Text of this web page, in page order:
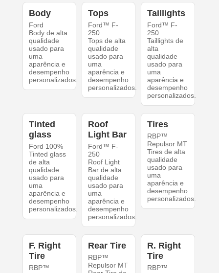
Body
Ford
Body de alta
qualidade
usado para
uma
aparência e
desempenho
personalizados.
Tops
Ford™ F-
250
Tops de alta
qualidade
usado para
uma
aparência e
desempenho
personalizados.
Taillights
Ford™ F-
250
Taillights de
alta
qualidade
usado para
uma
aparência e
desempenho
personalizados.
Tinted
glass
Ford 100%
Tinted glass
de alta
qualidade
usado para
uma
aparência e
desempenho
personalizados.
Roof
Light Bar
Ford™ F-
250
Roof Light
Bar de alta
qualidade
usado para
uma
aparência e
desempenho
personalizados.
Tires
RBP™
Repulsor MT
Tires de alta
qualidade
usado para
uma
aparência e
desempenho
personalizados.
F. Right
Tire
RBP™
Rear Tire
RBP™
Repulsor MT
R. Right
Tire
RBP™